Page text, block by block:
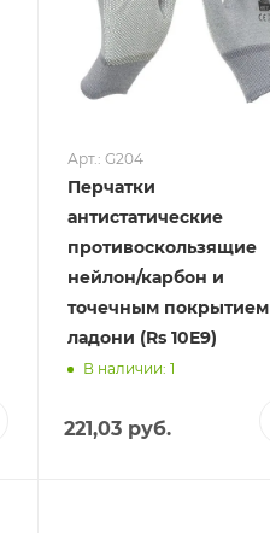
Арт.: G204
Перчатки
антистатические
противоскользящие
нейлон/карбон и
точечным покрытием
ладони (Rs 10E9)
В наличии: 1
221,03 руб.